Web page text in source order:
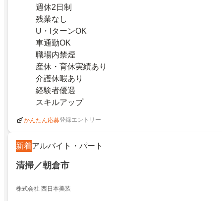
週休2日制
残業なし
U・IターンOK
車通勤OK
職場内禁煙
産休・育休実績あり
介護休暇あり
経験者優遇
スキルアップ
かんたん応募登録エントリー
新着アルバイト・パート
清掃／朝倉市
株式会社 西日本美装